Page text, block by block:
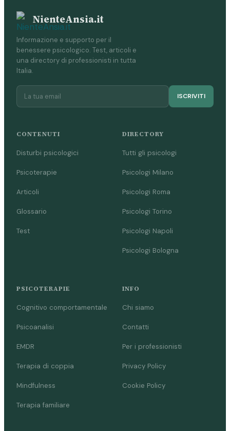
NienteAnsia.it
Informazione e supporto per il
benessere psicologico. Test, articoli e
una directory di professionisti in tutta
Italia.
ISCRIVITI
CONTENUTI
Disturbi psicologici
Psicoterapie
Articoli
Glossario
Test
DIRECTORY
Tutti gli psicologi
Psicologi Milano
Psicologi Roma
Psicologi Torino
Psicologi Napoli
Psicologi Bologna
PSICOTERAPIE
Cognitivo comportamentale
Psicoanalisi
EMDR
Terapia di coppia
Mindfulness
Terapia familiare
INFO
Chi siamo
Contatti
Per i professionisti
Privacy Policy
Cookie Policy